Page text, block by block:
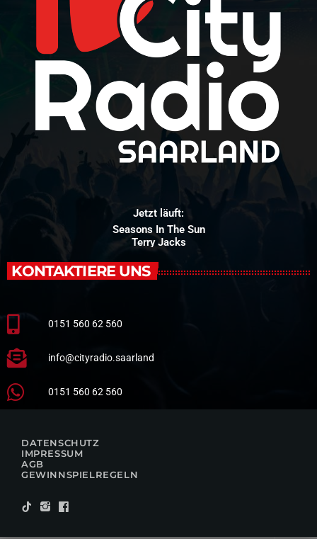
Jetzt läuft:
Seasons In The Sun
Terry Jacks
KONTAKTIERE UNS
0151 560 62 560
info@cityradio.saarland
0151 560 62 560
DATENSCHUTZ
IMPRESSUM
AGB
GEWINNSPIELREGELN